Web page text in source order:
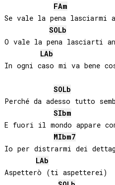
FAm
Se vale la pena lasciarmi
SOLb
O vale la pena lasciarti
LAb
In ogni caso mi va bene
SOLb
Perché da adesso tutto
SIbm
E fuori il mondo appare
MIbm7
Io per distrarmi dei
LAb
Aspetterò (ti aspetterei)